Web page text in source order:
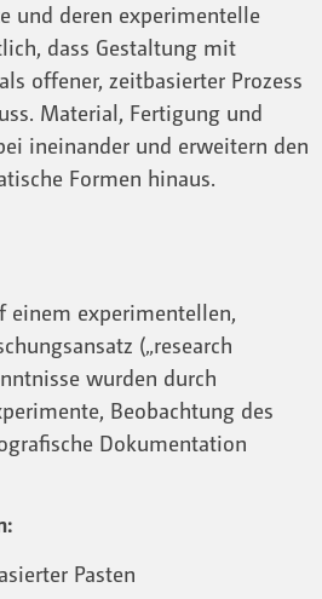
und deren experimentelle
dass Gestaltung mit
offener, zeitbasierter Prozess
Material, Fertigung und
ineinander und erweitern den
Formen hinaus.
einem experimentellen,
(„research
wurden durch
Beobachtung des
Dokumentation
Pasten